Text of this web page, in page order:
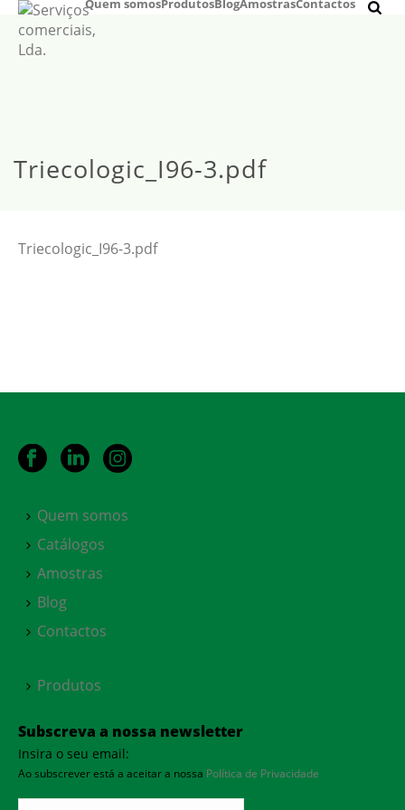
Quem somosProdutosBlogAmostrasContactos
Triecologic_I96-3.pdf
Triecologic_I96-3.pdf
Quem somos
Catálogos
Amostras
Blog
Contactos
Produtos
Subscreva a nossa newsletter
Insira o seu email:
Ao subscrever está a aceitar a nossa Política de Privacidade